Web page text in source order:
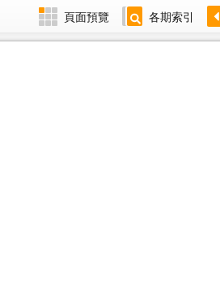
頁面預覽 各期索引